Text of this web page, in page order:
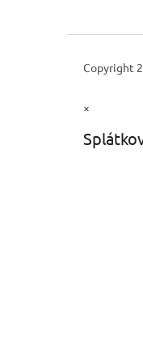
Copyright
×